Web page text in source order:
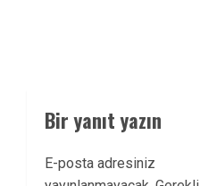
Bir yanıt yazın
E-posta adresiniz